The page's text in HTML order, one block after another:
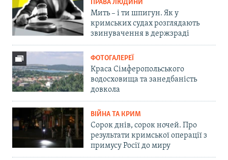
ПРАВА ЛЮДИНИ
Мить – і ти шпигун. Як у
кримських судах розглядають
звинувачення в держзраді
ФОТОГАЛЕРЕЇ
Краса Сімферопольського
водосховища та занедбаність
довкола
ВІЙНА ТА КРИМ
Сорок днів, сорок ночей. Про
результати кримської операції з
примусу Росії до миру